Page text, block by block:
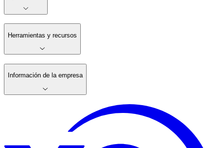
Herramientas y recursos
Información de la empresa